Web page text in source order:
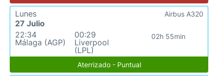
Lunes
27 Julio
22:34
Málaga (AGP)
00:29
Liverpool
(LPL)
02h 55min
Airbus A320
Aterrizado - Puntual